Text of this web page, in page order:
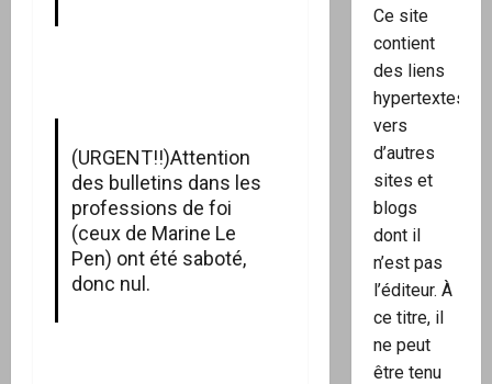
(URGENT!!)Attention
des bulletins dans les
professions de foi
(ceux de Marine Le
Pen) ont été saboté,
donc nul.
Ce site
contient
des liens
hypertextes
vers
d’autres
sites et
blogs
dont il
n’est pas
l’éditeur. À
ce titre, il
ne peut
être tenu